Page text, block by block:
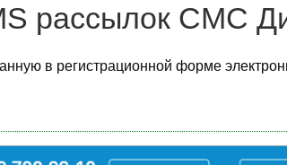
рассылок СМС
в регистрационной форме